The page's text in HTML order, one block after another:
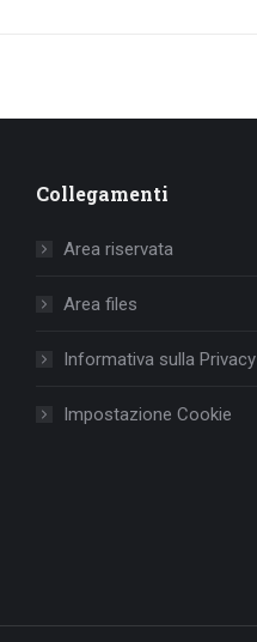
Collegamenti
Area riservata
Area files
Informativa sulla Privacy
Impostazione Cookie